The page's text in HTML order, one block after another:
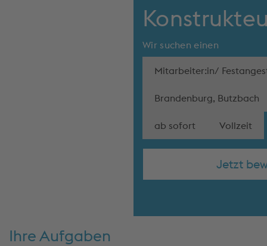
Wir suchen einen
Mitarbeiter:in/
Brandenburg, Butzbach
ab sofort Vollzeit
Jetzt
Ihre Aufgaben